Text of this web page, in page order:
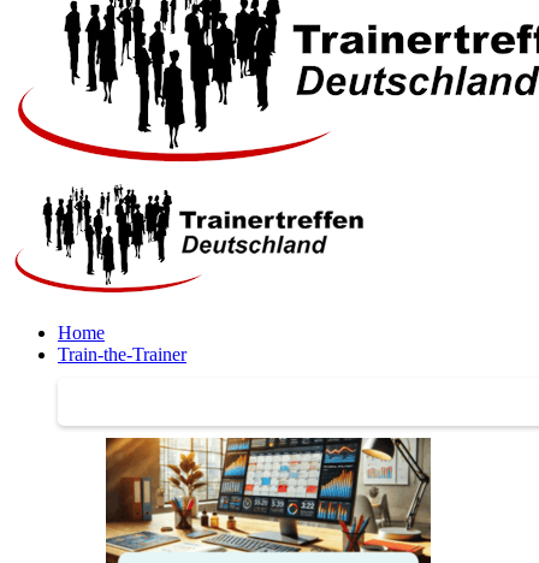
Home
Train-the-Trainer